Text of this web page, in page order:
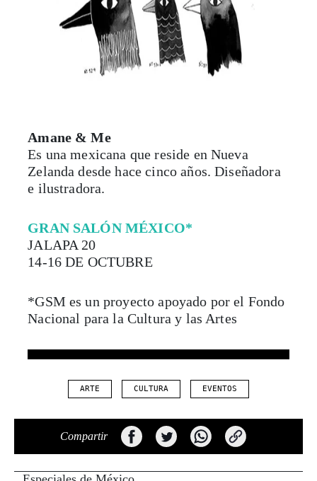
Amane & Me
Es una mexicana que reside en Nueva
Zelanda desde hace cinco años. Diseñadora
e ilustradora.
GRAN SALÓN MÉXICO*
JALAPA 20
14-16 DE OCTUBRE
*GSM es un proyecto apoyado por el Fondo
Nacional para la Cultura y las Artes
ARTE CULTURA EVENTOS
Compartir